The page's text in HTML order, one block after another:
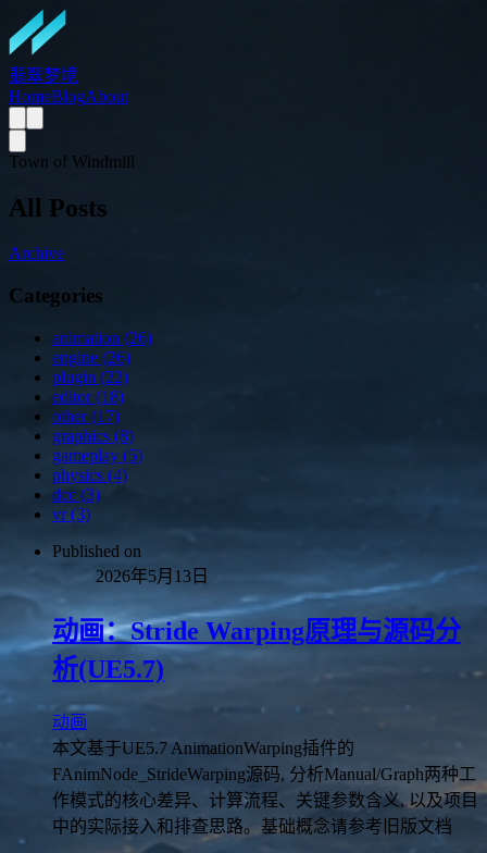
翡翠梦境
HomeBlogAbout
Town of Windmill
All Posts
Archive
Categories
animation (26)
engine (26)
plugin (22)
editor (18)
other (17)
graphics (8)
gameplay (5)
physics (4)
dcc (3)
vr (3)
Published on
2026年5月13日
动画：Stride Warping原理与源码分
析(UE5.7)
动画
本文基于UE5.7 AnimationWarping插件的
FAnimNode_StrideWarping源码, 分析Manual/Graph两种工
作模式的核心差异、计算流程、关键参数含义, 以及项目
中的实际接入和排查思路。基础概念请参考旧版文档